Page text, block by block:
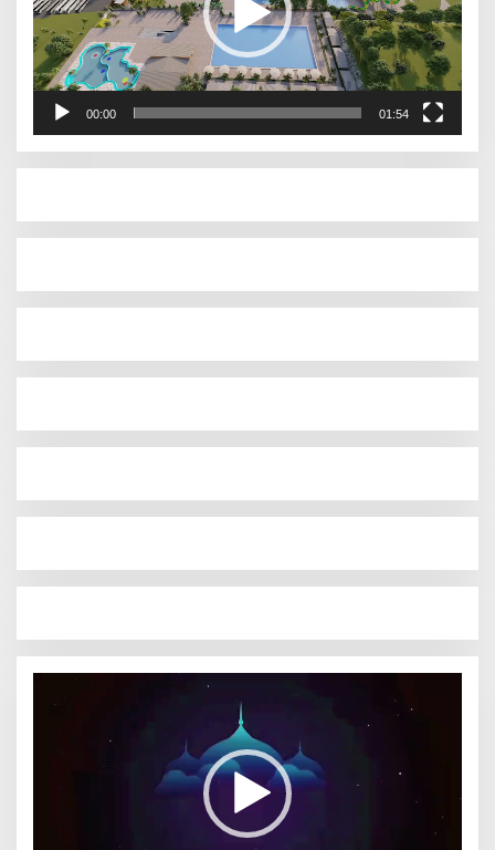
00:00 01:54
Video